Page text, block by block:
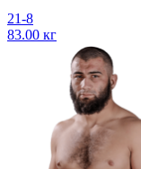
21-8
83.00 кг